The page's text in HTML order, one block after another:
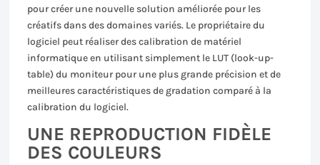
pour créer une nouvelle solution améliorée pour les
créatifs dans des domaines variés. Le propriétaire du
logiciel peut réaliser des calibration de matériel
informatique en utilisant simplement le LUT (look-up-
table) du moniteur pour une plus grande précision et de
meilleures caractéristiques de gradation comparé à la
calibration du logiciel.
UNE REPRODUCTION FIDÈLE
DES COULEURS